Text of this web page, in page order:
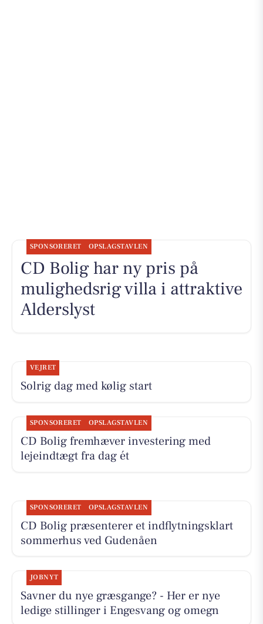
SPONSORERET OPSLAGSTAVLEN
CD Bolig har ny pris på
mulighedsrig villa i attraktive
Alderslyst
VEJRET
Solrig dag med kølig start
SPONSORERET OPSLAGSTAVLEN
CD Bolig fremhæver investering med
lejeindtægt fra dag ét
SPONSORERET OPSLAGSTAVLEN
CD Bolig præsenterer et indflytningsklart
sommerhus ved Gudenåen
JOBNYT
Savner du nye græsgange? - Her er nye
ledige stillinger i Engesvang og omegn